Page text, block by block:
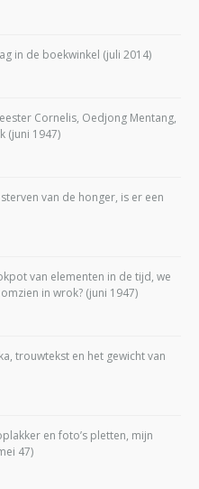
in de boekwinkel (juli 2014)
Cornelis, Oedjong Mentang,
(juni 1947)
van de honger, is er een
van elementen in de tijd, we
in wrok? (juni 1947)
trouwtekst en het gewicht van
en foto’s pletten, mijn
47)